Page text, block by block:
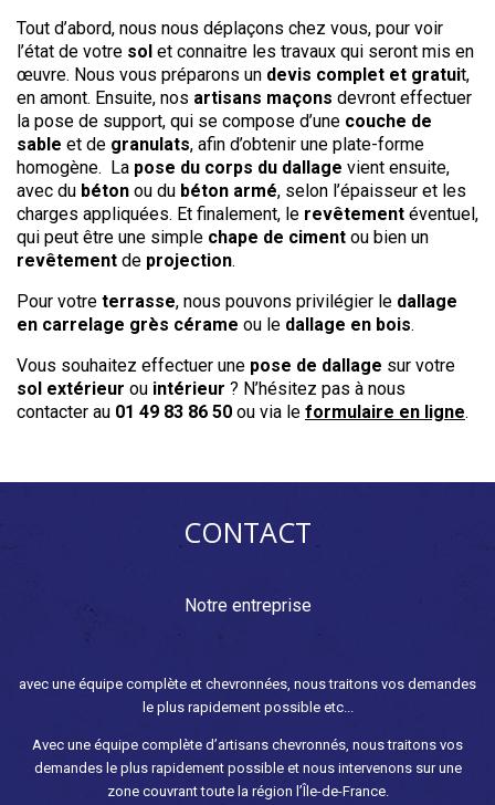
Tout d’abord, nous nous déplaçons chez vous, pour voir
l’état de votre sol et connaitre les travaux qui seront mis en
œuvre. Nous vous préparons un devis complet et gratuit,
en amont. Ensuite, nos artisans maçons devront effectuer
la pose de support, qui se compose d’une couche de
sable et de granulats, afin d’obtenir une plate-forme
homogène. La pose du corps du dallage vient ensuite,
avec du béton ou du béton armé, selon l’épaisseur et les
charges appliquées. Et finalement, le revêtement éventuel,
qui peut être une simple chape de ciment ou bien un
revêtement de projection.
Pour votre terrasse, nous pouvons privilégier le dallage
en carrelage grès cérame ou le dallage en bois.
Vous souhaitez effectuer une pose de dallage sur votre
sol extérieur ou intérieur ? N’hésitez pas à nous
contacter au 01 49 83 86 50 ou via le formulaire en ligne.
CONTACT
Notre entreprise
avec une équipe complète et chevronnées, nous traitons vos demandes
le plus rapidement possible etc...
Avec une équipe complète d’artisans chevronnés, nous traitons vos
demandes le plus rapidement possible et nous intervenons sur une
zone couvrant toute la région l’Île-de-France.